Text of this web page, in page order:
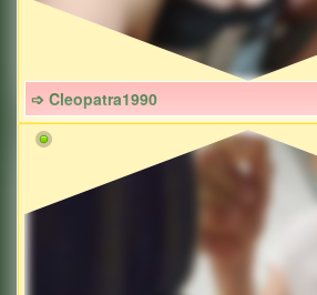
➩ Cleopatra1990